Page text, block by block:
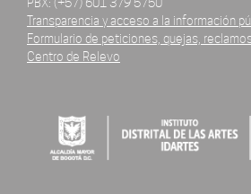
Transparencia y acceso a la información
Formulario de peticiones, quejas,
Centro de Relevo